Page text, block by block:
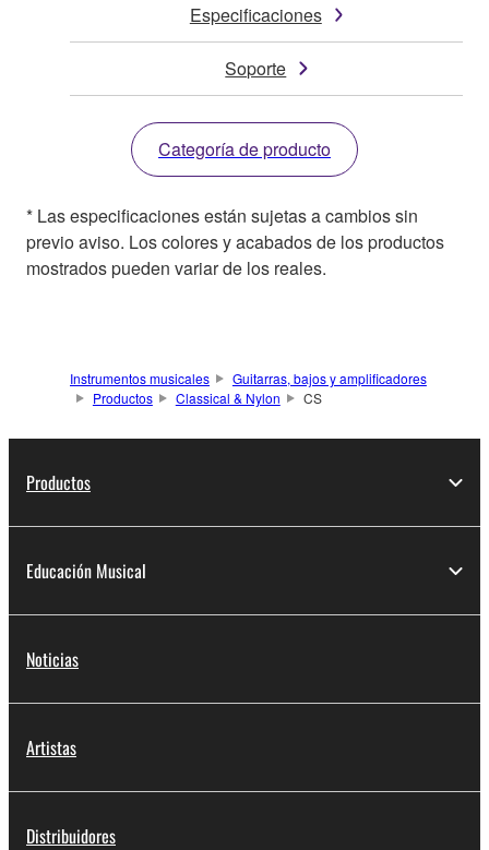
Especificaciones
Soporte
Categoría de producto
* Las especificaciones están sujetas a cambios sin
previo aviso. Los colores y acabados de los productos
mostrados pueden variar de los reales.
Instrumentos musicales
Guitarras, bajos y amplificadores
Productos
Classical & Nylon CS
Productos
Educación Musical
Noticias
Artistas
Distribuidores